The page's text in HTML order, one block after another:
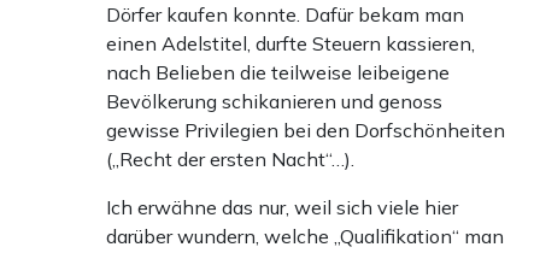
Dörfer kaufen konnte. Dafür bekam man
einen Adelstitel, durfte Steuern kassieren,
nach Belieben die teilweise leibeigene
Bevölkerung schikanieren und genoss
gewisse Privilegien bei den Dorfschönheiten
(„Recht der ersten Nacht“…).
Ich erwähne das nur, weil sich viele hier
darüber wundern, welche „Qualifikation“ man